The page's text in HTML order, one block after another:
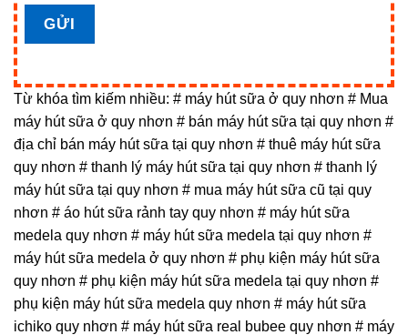
Từ khóa tìm kiếm nhiều: # máy hút sữa ở quy nhơn # Mua
máy hút sữa ở quy nhơn # bán máy hút sữa tại quy nhơn #
địa chỉ bán máy hút sữa tại quy nhơn # thuê máy hút sữa
quy nhơn # thanh lý máy hút sữa tại quy nhơn # thanh lý
máy hút sữa tại quy nhơn # mua máy hút sữa cũ tại quy
nhơn # áo hút sữa rảnh tay quy nhơn # máy hút sữa
medela quy nhơn # máy hút sữa medela tại quy nhơn #
máy hút sữa medela ở quy nhơn # phụ kiện máy hút sữa
quy nhơn # phụ kiện máy hút sữa medela tại quy nhơn #
phụ kiện máy hút sữa medela quy nhơn # máy hút sữa
ichiko quy nhơn # máy hút sữa real bubee quy nhơn # máy